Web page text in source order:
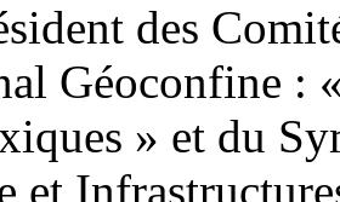
des
Géoconfine :
» et du
et